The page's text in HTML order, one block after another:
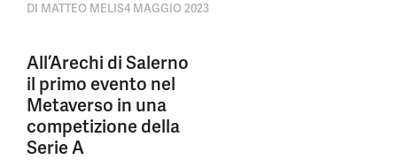
DI MATTEO MELIS4 MAGGIO 2023
All’Arechi di Salerno
il primo evento nel
Metaverso in una
competizione della
Serie A